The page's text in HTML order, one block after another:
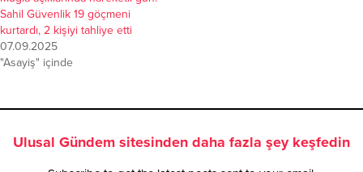
Sahil Güvenlik 19 göçmeni
kurtardı, 2 kişiyi tahliye etti
07.09.2025
"Asayiş" içinde
Ulusal Gündem sitesinden daha fazla şey keşfedin